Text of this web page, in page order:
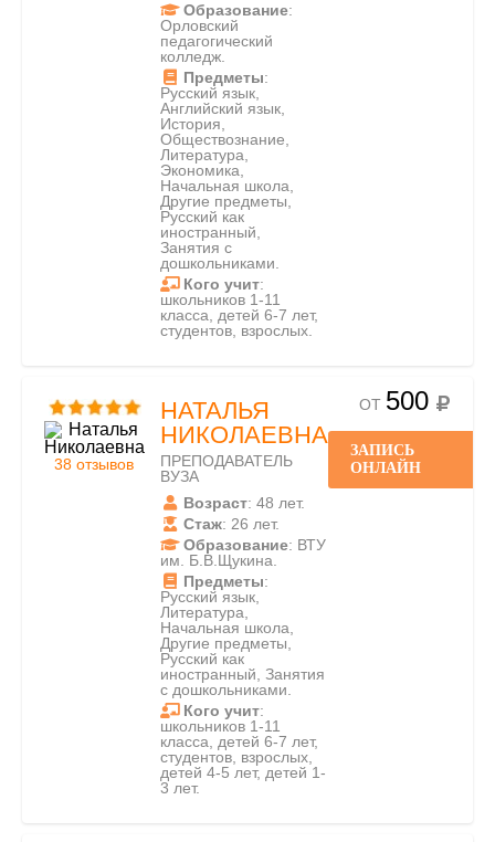
Образование:
Орловский
педагогический
колледж.
Предметы:
Русский язык,
Английский язык,
История,
Обществознание,
Литература,
Экономика,
Начальная школа,
Другие предметы,
Русский как
иностранный,
Занятия с
дошкольниками.
Кого учит:
школьников 1-11
класса, детей 6-7 лет,
студентов, взрослых.
38 отзывов
НАТАЛЬЯ
НИКОЛАЕВНА
ПРЕПОДАВАТЕЛЬ
ВУЗА
Возраст: 48 лет.
Стаж: 26 лет.
Образование: ВТУ
им. Б.В.Щукина.
Предметы:
Русский язык,
Литература,
Начальная школа,
Другие предметы,
Русский как
иностранный, Занятия
с дошкольниками.
Кого учит:
школьников 1-11
класса, детей 6-7 лет,
студентов, взрослых,
детей 4-5 лет, детей 1-
3 лет.
ОТ 500
ЗАПИСЬ
ОНЛАЙН